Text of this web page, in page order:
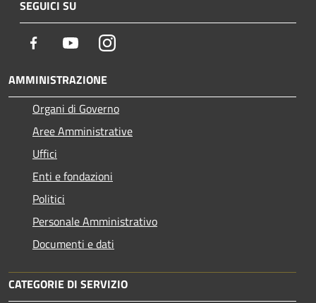
SEGUICI SU
Facebook YoutubeInstagram
AMMINISTRAZIONE
Organi di Governo
Aree Amministrative
Uffici
Enti e fondazioni
Politici
Personale Amministrativo
Documenti e dati
CATEGORIE DI SERVIZIO